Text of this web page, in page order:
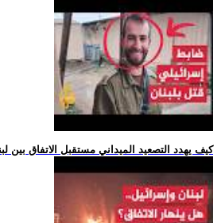
.. كيف يهدد التصعيد الميداني مستقبل الاتفاق بين